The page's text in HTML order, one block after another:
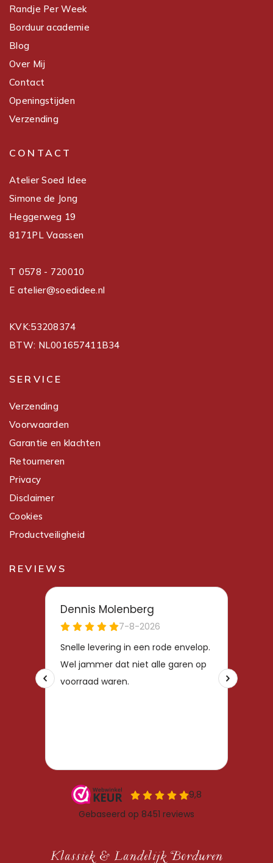
Randje Per Week
Borduur academie
Blog
Over Mij
Contact
Openingstijden
Verzending
CONTACT
Atelier Soed Idee
Simone de Jong
Heggerweg 19
8171PL Vaassen
T 0578 - 720010
E atelier@soedidee.nl
KVK:53208374
BTW: NL001657411B34
SERVICE
Verzending
Voorwaarden
Garantie en klachten
Retourneren
Privacy
Disclaimer
Cookies
Productveiligheid
REVIEWS
Klassiek & Landelijk Borduren